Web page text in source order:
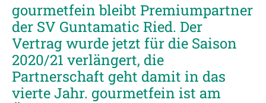
gourmetfein bleibt Premiumpartner
der SV Guntamatic Ried. Der
Vertrag wurde jetzt für die Saison
2020/21 verlängert, die
Partnerschaft geht damit in das
vierte Jahr. gourmetfein ist am